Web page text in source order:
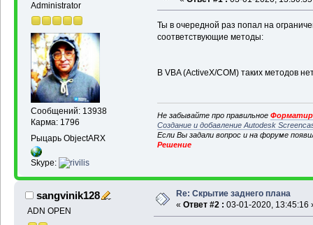
Administrator
Сообщений: 13938
Карма: 1796
Рыцарь ObjectARX
Skype:
Ты в очередной раз попал на
соответствующие методы:
В VBA (ActiveX/COM) таких методов
Не забывайте про правильное
Создание и добавление Autodesk
Если Вы задали вопрос и на форуме
Решение
sangvinik128
ADN OPEN
Re: Скрытие заднего плана
« Ответ #2 : 03-01-2020, 13:45:16